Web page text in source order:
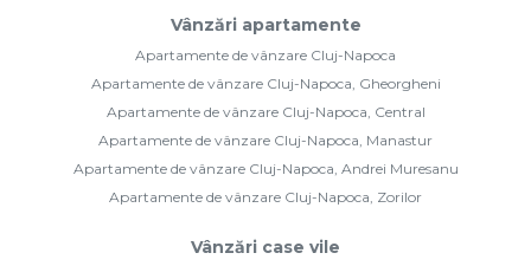
Vânzări apartamente
Apartamente de vânzare Cluj-Napoca
Apartamente de vânzare Cluj-Napoca, Gheorgheni
Apartamente de vânzare Cluj-Napoca, Central
Apartamente de vânzare Cluj-Napoca, Manastur
Apartamente de vânzare Cluj-Napoca, Andrei Muresanu
Apartamente de vânzare Cluj-Napoca, Zorilor
Vânzări case vile